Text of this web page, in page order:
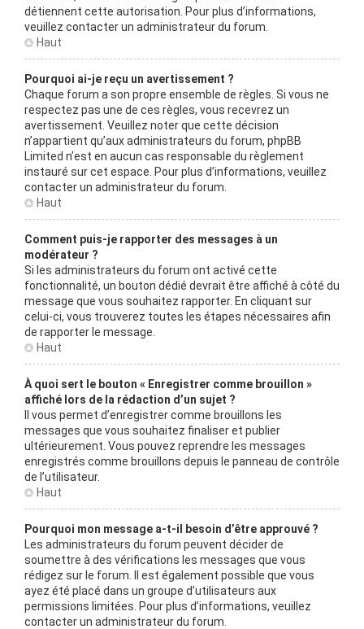
détiennent cette autorisation. Pour plus d’informations,
veuillez contacter un administrateur du forum.
Haut
Pourquoi ai-je reçu un avertissement ?
Chaque forum a son propre ensemble de règles. Si vous ne
respectez pas une de ces règles, vous recevrez un
avertissement. Veuillez noter que cette décision
n’appartient qu’aux administrateurs du forum, phpBB
Limited n’est en aucun cas responsable du règlement
instauré sur cet espace. Pour plus d’informations, veuillez
contacter un administrateur du forum.
Haut
Comment puis-je rapporter des messages à un
modérateur ?
Si les administrateurs du forum ont activé cette
fonctionnalité, un bouton dédié devrait être affiché à côté du
message que vous souhaitez rapporter. En cliquant sur
celui-ci, vous trouverez toutes les étapes nécessaires afin
de rapporter le message.
Haut
À quoi sert le bouton « Enregistrer comme brouillon »
affiché lors de la rédaction d’un sujet ?
Il vous permet d’enregistrer comme brouillons les
messages que vous souhaitez finaliser et publier
ultérieurement. Vous pouvez reprendre les messages
enregistrés comme brouillons depuis le panneau de contrôle
de l’utilisateur.
Haut
Pourquoi mon message a-t-il besoin d’être approuvé ?
Les administrateurs du forum peuvent décider de
soumettre à des vérifications les messages que vous
rédigez sur le forum. Il est également possible que vous
ayez été placé dans un groupe d’utilisateurs aux
permissions limitées. Pour plus d’informations, veuillez
contacter un administrateur du forum.